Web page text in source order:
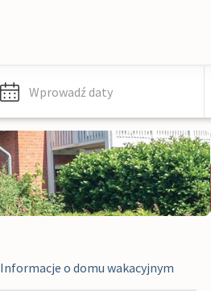
Wprowadź daty
Informacje o domu wakacyjnym